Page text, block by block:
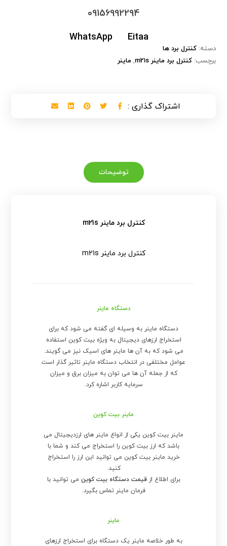
09156992294
WhatsApp
Eitaa
دسته:کنترل برد ها
برچسب:کنترل برد ماینر m21s ,ماینر
توضیحات
کنترل برد ماینر m21s
کنترل برد ماینر m21s
دستگاه ماینر
دستگاه ماینر به وسیله ای گفته می شود که برای
استخراج ارزهای دیجیتال به ویژه بیت کوین استفاده
می شود که به آن ها ماینر های اسیک نیز می گویند.
عوامل مختلفی در انتخاب دستگاه ماینر تاثیر گذار است
که از جمله آن ها می توان به میزان برق و میزان
سرمایه کاربر اشاره کرد.
ماینر بیت کوین
ماینر بیت کوین یکی از انواع ماینر های ارزدیجیتال می
باشد که ارز بیت کوین را استخراج می کند و شما با
خرید ماینر بیت کوین می توانید این ارز را استخراج
کنید.
برای اطلاع ازقیمت دستگاه بیت کوین می توانید با
فرمان ماینر تماس بگیرد.
ماینر
به طور خلاصه ماینر یک دستگاه برای استخراج ارزهای